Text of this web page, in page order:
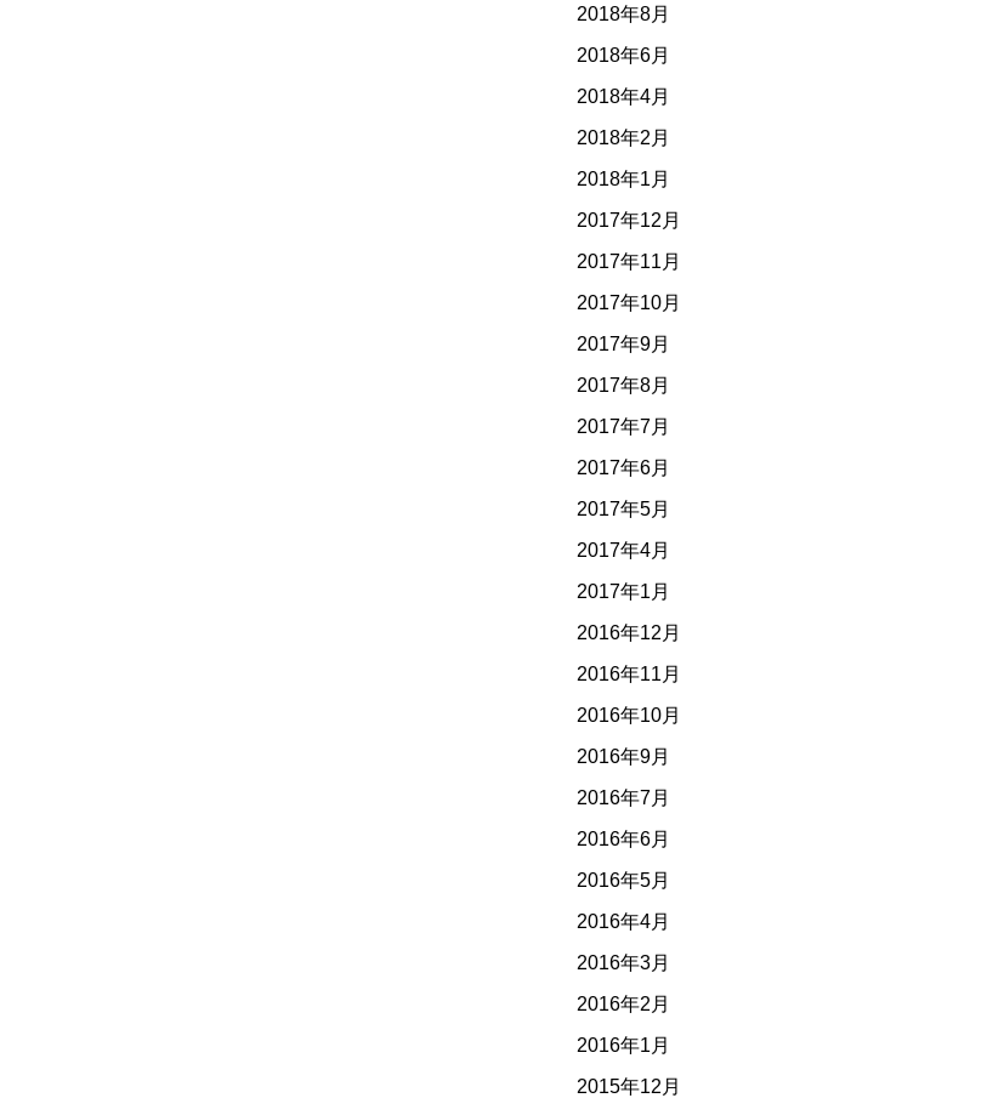
2018年8月
2018年6月
2018年4月
2018年2月
2018年1月
2017年12月
2017年11月
2017年10月
2017年9月
2017年8月
2017年7月
2017年6月
2017年5月
2017年4月
2017年1月
2016年12月
2016年11月
2016年10月
2016年9月
2016年7月
2016年6月
2016年5月
2016年4月
2016年3月
2016年2月
2016年1月
2015年12月